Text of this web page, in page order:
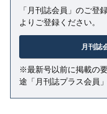
「月刊誌会員」のご登
よりご登録ください。
月刊誌
※最新号以前に掲載の
途「月刊誌プラス会員